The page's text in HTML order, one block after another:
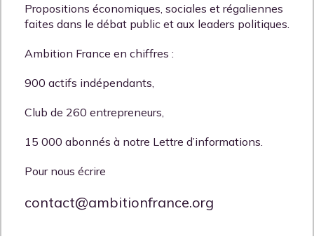
Propositions économiques, sociales et régaliennes
faites dans le débat public et aux leaders politiques.
Ambition France en chiffres :
900 actifs indépendants,
Club de 260 entrepreneurs,
15 000 abonnés à notre Lettre d’informations.
Pour nous écrire
contact@ambitionfrance.org